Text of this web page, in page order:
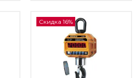
Скидка 16%